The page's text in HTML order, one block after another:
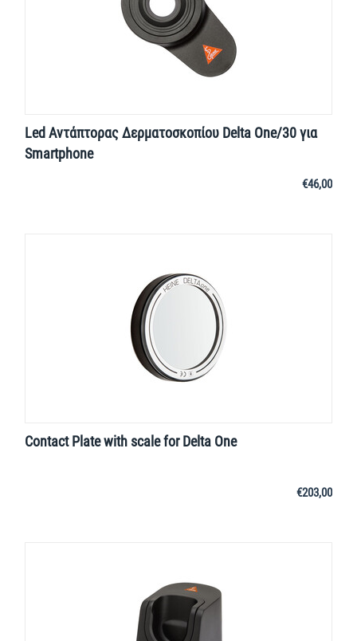
Led Αντάπτορας Δερματοσκοπίου Delta One/30 για
Smartphone
€46,00
Contact Plate with scale for Delta One
€203,00